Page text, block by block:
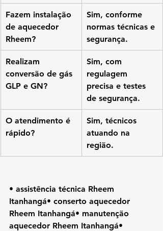
Fazem instalação
de aquecedor
Rheem?
Sim, conforme
normas técnicas e
segurança.
Realizam
conversão de gás
GLP e GN?
Sim, com
regulagem
precisa e testes
de segurança.
O atendimento é
rápido?
Sim, técnicos
atuando na
região.
• assistência técnica Rheem
Itanhangá• conserto aquecedor
Rheem Itanhangá• manutenção
aquecedor Rheem Itanhangá•